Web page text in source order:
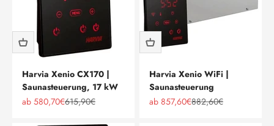
Harvia Xenio CX170 |
Saunasteuerung, 17 kW
Angebot
ab 580,70€Regulärer Preis
615,90€
Harvia Xenio WiFi |
Saunasteuerung
Angebot
ab 857,60€Regulärer Preis
882,60€